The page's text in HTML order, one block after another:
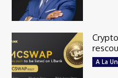
A La